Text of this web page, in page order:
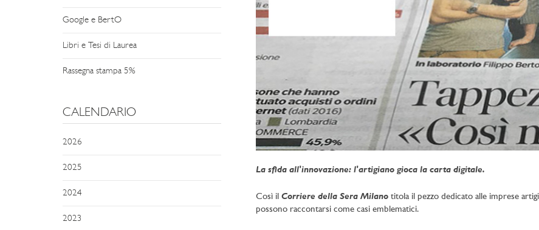
Google e BertO
Libri e Tesi di Laurea
Rassegna stampa 5%
CALENDARIO
2026
2025
2024
2023
La sfida all'innovazione: l'artigiano gioca la carta digitale.
Così il Corriere della Sera Milanotitola il pezzo dedicato alle imprese
possono raccontarsi come casi emblematici.